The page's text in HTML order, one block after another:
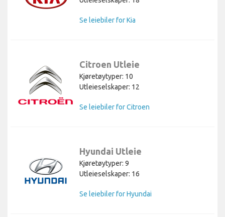
Se leiebiler for Kia
Citroen Utleie
Kjøretøytyper: 10
Utleieselskaper: 12
Se leiebiler for Citroen
Hyundai Utleie
Kjøretøytyper: 9
Utleieselskaper: 16
Se leiebiler for Hyundai